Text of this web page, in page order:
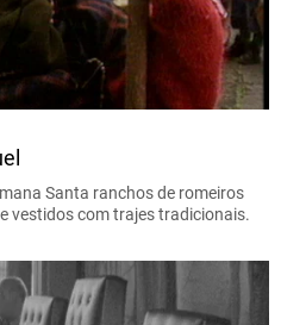
Santa ranchos de romeiros
vestidos com trajes tradicionais.